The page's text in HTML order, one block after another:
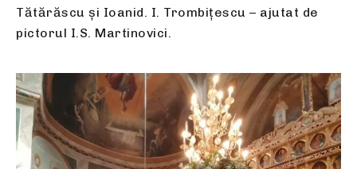
Tătărăscu și Ioanid. I. Trombițescu – ajutat de
pictorul I.S. Martinovici.